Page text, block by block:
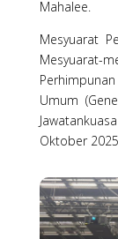
Mahalee.
Mesyuarat
Umum
Oktober